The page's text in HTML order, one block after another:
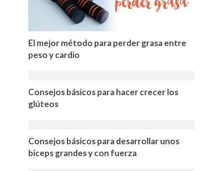
El mejor método para perder grasa entre
peso y cardio
Consejos básicos para hacer crecer los
glúteos
Consejos básicos para desarrollar unos
bíceps grandes y con fuerza